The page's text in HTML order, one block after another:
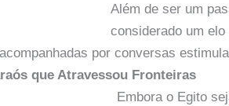
Além de ser um
considerado um
por conversas
que Atravessou Fronteiras
Embora o Egito